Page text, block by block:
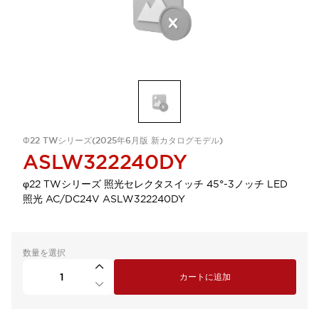
Φ22 TWシリーズ(2025年6月版 新カタログモデル)
ASLW322240DY
φ22 TWシリーズ 照光セレクタスイッチ 45°-3ノッチ LED
照光 AC/DC24V ASLW322240DY
数量を選択
カートに追加